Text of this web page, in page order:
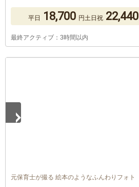
平日 18,700 円土日祝 22,440
最終アクティブ：3時間以内
元保育士が撮る 絵本のようなふんわりフォト